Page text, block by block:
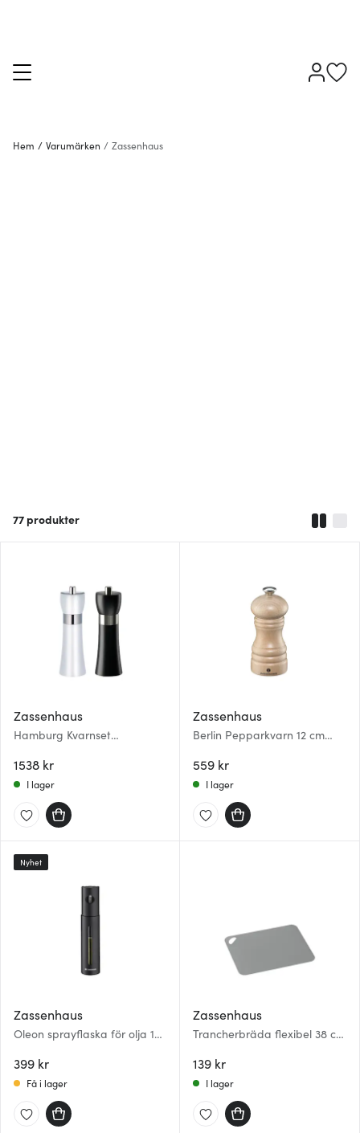
Hem / Varumärken / Zassenhaus
77 produkter
Zassenhaus
Hamburg Kvarnset
1538 kr
I lager
Zassenhaus
Berlin Pepparkvarn 12 cm
559 kr
I lager
Zassenhaus
Oleon sprayflaska för olja 100
399 kr
Nyhet
Få i lager
Zassenhaus
Trancherbräda flexibel 38 cm
139 kr
I lager